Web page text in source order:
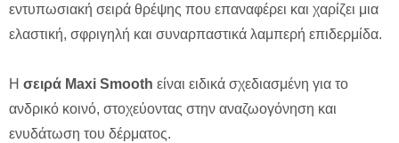
εντυπωσιακή σειρά θρέψης που επαναφέρει και χαρίζει μια
ελαστική, σφριγηλή και συναρπαστικά λαμπερή επιδερμίδα.
Η σειρά Maxi Smooth είναι ειδικά σχεδιασμένη για το
ανδρικό κοινό, στοχεύοντας στην αναζωογόνηση και
ενυδάτωση του δέρματος.